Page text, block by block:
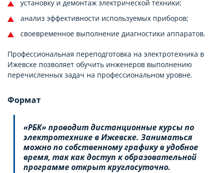
установку и демонтаж электрической техники;
анализ эффективности используемых приборов;
своевременное выполнение диагностики аппаратов.
Профессиональная переподготовка на электротехника в
Ижевске позволяет обучить инженеров выполнению
перечисленных задач на профессиональном уровне.
Формат
«РБК» проводит дистанционные курсы по
электротехнике в Ижевске. Заниматься
можно по собственному графику в удобное
время, так как доступ к образовательной
программе открыт круглосуточно.